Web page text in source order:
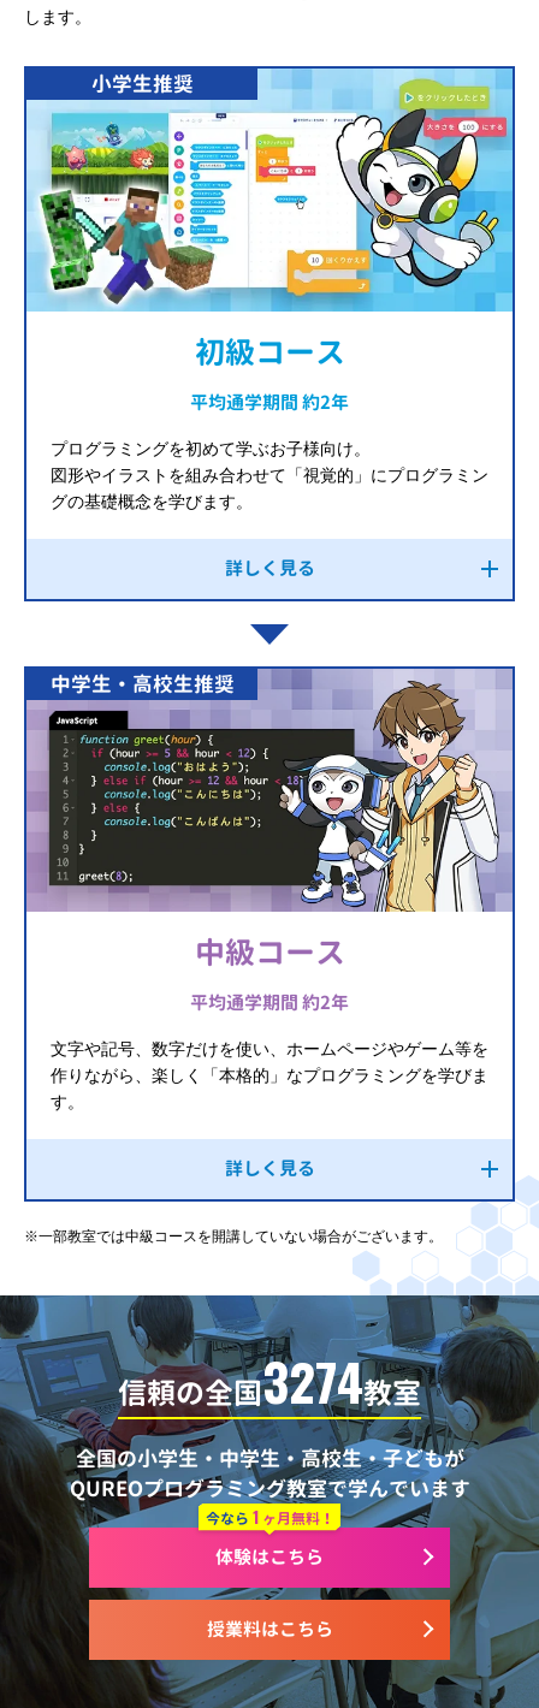
します。
小学生推奨
初級コース
平均通学期間 約2年
プログラミングを初めて学ぶお子様向け。
図形やイラストを組み合わせて「視覚的」にプログラミン
グの基礎概念を学びます。
詳しく見る
中学生・高校生推奨
中級コース
平均通学期間 約2年
文字や記号、数字だけを使い、ホームページやゲーム等を
作りながら、楽しく「本格的」なプログラミングを学びま
す。
詳しく見る
※一部教室では中級コースを開講していない場合がございます。
信頼の全国3274教室
全国の小学生・中学生・高校生・子どもが
QUREOプログラミング教室で学んでいます
授業料はこちら
今なら 1 ヶ月無料！
体験はこちら